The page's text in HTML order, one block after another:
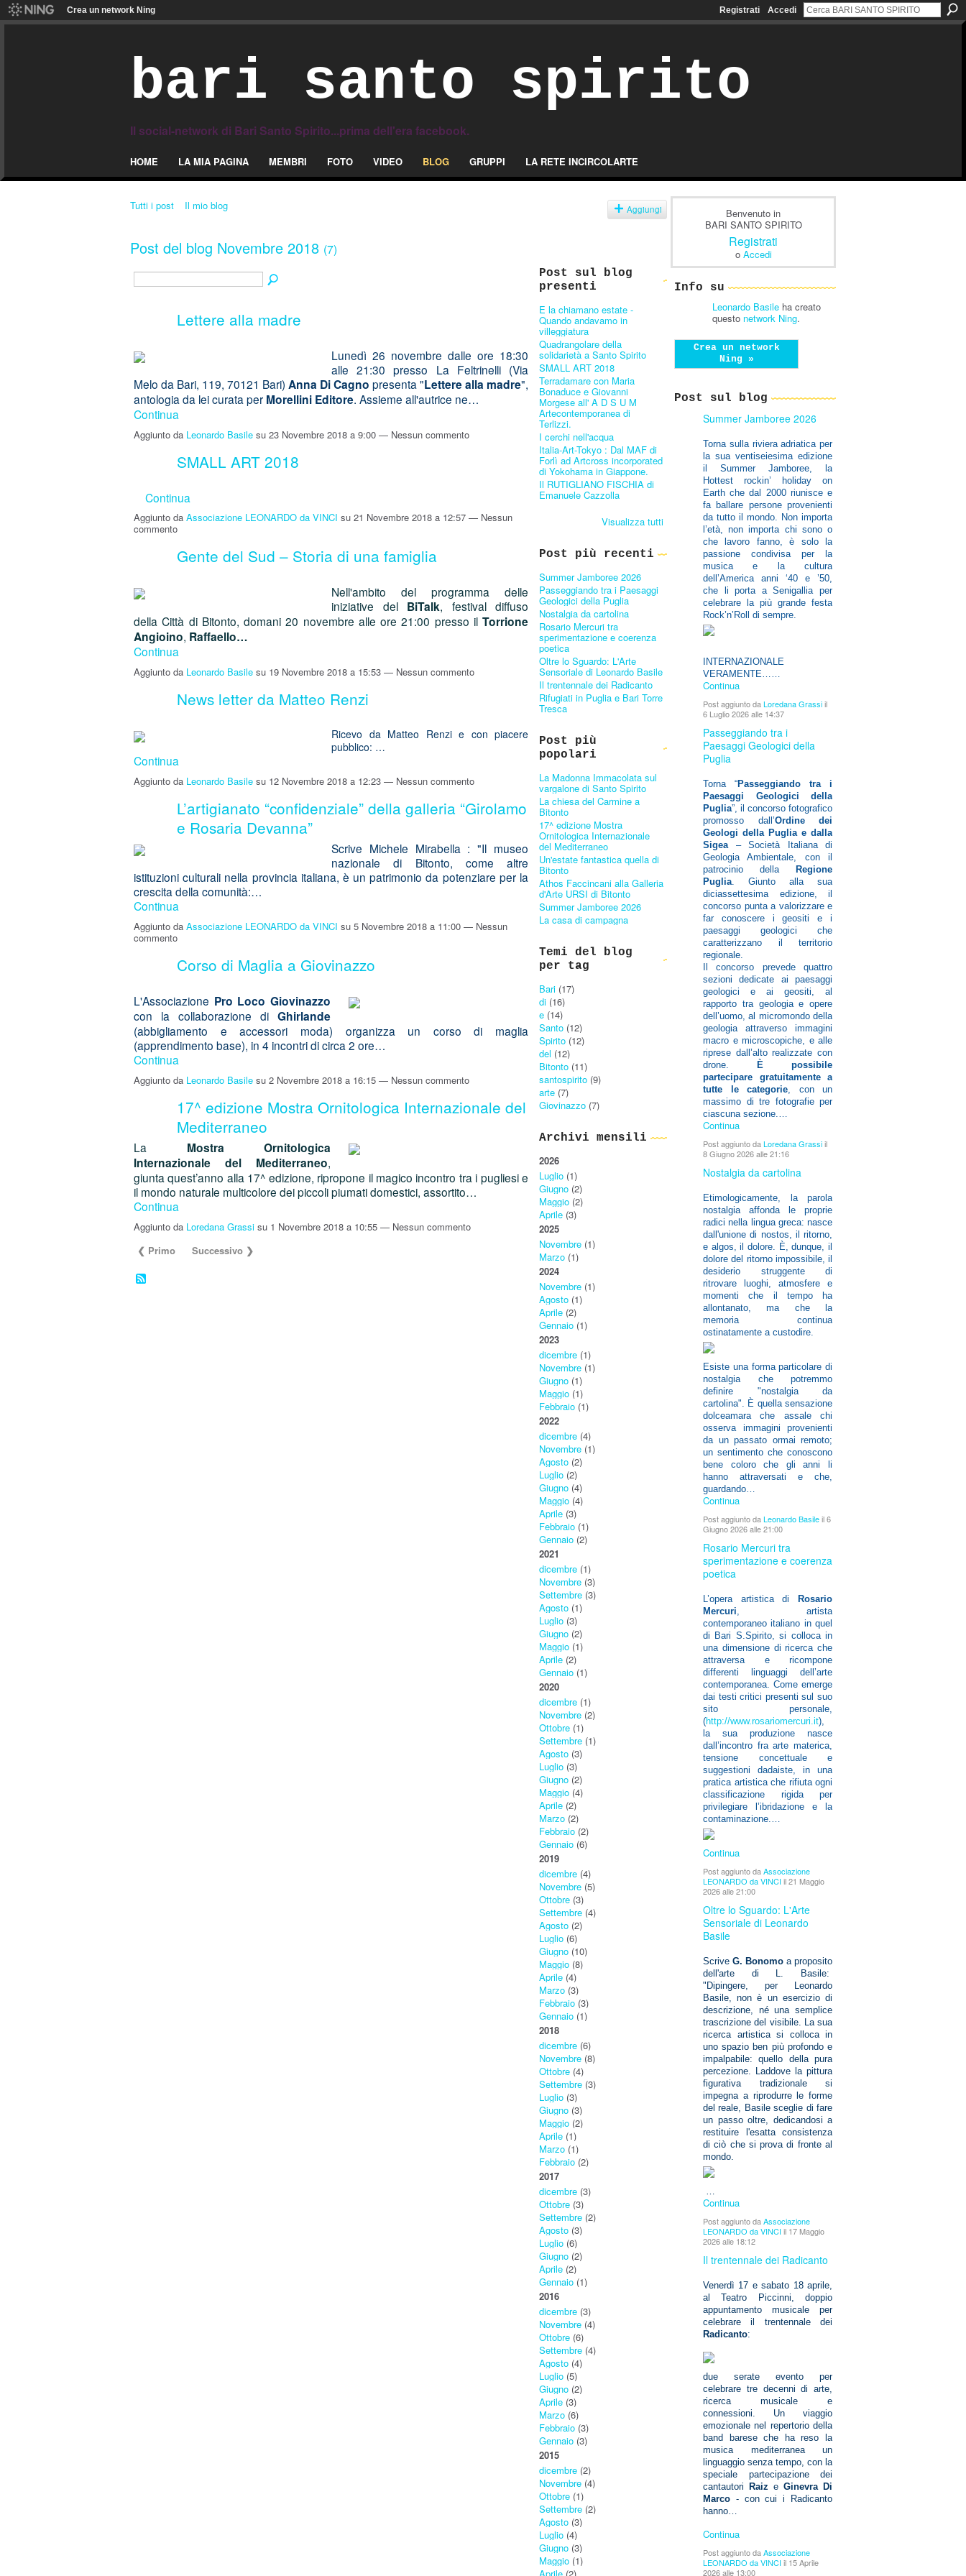
Crea un network Ning Registrati Accedi
bari santo spirito
Il social-network di Bari Santo Spirito...prima dell'era facebook.
HOME LA MIA PAGINA MEMBRI FOTO VIDEO BLOG GRUPPI LA RETE INCIRCOLARTE
Tutti i post Il mio blog Aggiungi
Post del blog Novembre 2018 (7)
Lettere alla madre
Lunedì 26 novembre dalle ore 18:30
alle 21:30 presso La Feltrinelli (Via
Melo da Bari, 119, 70121 Bari) Anna Di Cagno presenta "Lettere alla madre",
antologia da lei curata per Morellini Editore. Assieme all'autrice ne…
Continua
Aggiunto da Leonardo Basile su 23 Novembre 2018 a 9:00 — Nessun commento
SMALL ART 2018
Continua
Aggiunto da Associazione LEONARDO da VINCI su 21 Novembre 2018 a 12:57 — Nessun
commento
Gente del Sud – Storia di una famiglia
Nell'ambito del programma delle
iniziative del BiTalk, festival diffuso
della Città di Bitonto, domani 20 novembre alle ore 21:00 presso il Torrione
Angioino, Raffaello…
Continua
Aggiunto da Leonardo Basile su 19 Novembre 2018 a 15:53 — Nessun commento
News letter da Matteo Renzi
Ricevo da Matteo Renzi e con piacere
pubblico: …
Continua
Aggiunto da Leonardo Basile su 12 Novembre 2018 a 12:23 — Nessun commento
L’artigianato “confidenziale” della galleria “Girolamo
e Rosaria Devanna”
Scrive Michele Mirabella : "Il museo
nazionale di Bitonto, come altre
istituzioni culturali nella provincia italiana, è un patrimonio da potenziare per la
crescita della comunità:…
Continua
Aggiunto da Associazione LEONARDO da VINCI su 5 Novembre 2018 a 11:00 — Nessun
commento
Corso di Maglia a Giovinazzo
L'Associazione Pro Loco Giovinazzo
con la collaborazione di Ghirlande
(abbigliamento e accessori moda) organizza un corso di maglia
(apprendimento base), in 4 incontri di circa 2 ore…
Continua
Aggiunto da Leonardo Basile su 2 Novembre 2018 a 16:15 — Nessun commento
17^ edizione Mostra Ornitologica Internazionale del
Mediterraneo
La Mostra Ornitologica
Internazionale del Mediterraneo,
giunta quest’anno alla 17^ edizione, ripropone il magico incontro tra i pugliesi e
il mondo naturale multicolore dei piccoli piumati domestici, assortito…
Continua
Aggiunto da Loredana Grassi su 1 Novembre 2018 a 10:55 — Nessun commento
❮ Primo
Successivo ❯
Post sul blog
presenti
E la chiamano estate -
Quando andavamo in
villeggiatura
Quadrangolare della
solidarietà a Santo Spirito
SMALL ART 2018
Terradamare con Maria
Bonaduce e Giovanni
Morgese all' A D S U M
Artecontemporanea di
Terlizzi.
I cerchi nell'acqua
Italia-Art-Tokyo : Dal MAF di
Forlì ad Artcross incorporated
di Yokohama in Giappone.
Il RUTIGLIANO FISCHIA di
Emanuele Cazzolla
Visualizza tutti
Post più recenti
Summer Jamboree 2026
Passeggiando tra i Paesaggi
Geologici della Puglia
Nostalgia da cartolina
Rosario Mercuri tra
sperimentazione e coerenza
poetica
Oltre lo Sguardo: L'Arte
Sensoriale di Leonardo Basile
Il trentennale dei Radicanto
Rifugiati in Puglia e Bari Torre
Tresca
Post più
popolari
La Madonna Immacolata sul
vargalone di Santo Spirito
La chiesa del Carmine a
Bitonto
17^ edizione Mostra
Ornitologica Internazionale
del Mediterraneo
Un'estate fantastica quella di
Bitonto
Athos Faccincani alla Galleria
d'Arte URSI di Bitonto
Summer Jamboree 2026
La casa di campagna
Temi del blog
per tag
Bari (17)
di (16)
e (14)
Santo (12)
Spirito (12)
del (12)
Bitonto (11)
santospirito (9)
arte (7)
Giovinazzo (7)
Archivi mensili
2026
Luglio (1)
Giugno (2)
Maggio (2)
Aprile (3)
2025
Novembre (1)
Marzo (1)
2024
Novembre (1)
Agosto (1)
Aprile (2)
Gennaio (1)
2023
dicembre (1)
Novembre (1)
Giugno (1)
Maggio (1)
Febbraio (1)
2022
dicembre (4)
Novembre (1)
Agosto (2)
Luglio (2)
Giugno (4)
Maggio (4)
Aprile (3)
Febbraio (1)
Gennaio (2)
2021
dicembre (1)
Novembre (3)
Settembre (3)
Agosto (1)
Luglio (3)
Giugno (2)
Maggio (1)
Aprile (2)
Gennaio (1)
2020
dicembre (1)
Novembre (2)
Ottobre (1)
Settembre (1)
Agosto (3)
Luglio (3)
Giugno (2)
Maggio (4)
Aprile (2)
Marzo (2)
Febbraio (2)
Gennaio (6)
2019
dicembre (4)
Novembre (5)
Ottobre (3)
Settembre (4)
Agosto (2)
Luglio (6)
Giugno (10)
Maggio (8)
Aprile (4)
Marzo (3)
Febbraio (3)
Gennaio (1)
2018
dicembre (6)
Novembre (8)
Ottobre (4)
Settembre (3)
Luglio (3)
Giugno (3)
Maggio (2)
Aprile (1)
Marzo (1)
Febbraio (2)
2017
dicembre (3)
Ottobre (3)
Settembre (2)
Agosto (3)
Luglio (6)
Giugno (2)
Aprile (2)
Gennaio (1)
2016
dicembre (3)
Novembre (4)
Ottobre (6)
Settembre (4)
Agosto (4)
Luglio (5)
Giugno (2)
Aprile (3)
Marzo (6)
Febbraio (3)
Gennaio (3)
2015
dicembre (2)
Novembre (4)
Ottobre (1)
Settembre (2)
Agosto (3)
Luglio (4)
Giugno (3)
Maggio (1)
Benvenuto in
BARI SANTO SPIRITO
Registrati
o Accedi
Info su
Leonardo Basile ha creato
questo network Ning.
Crea un network
Ning »
Post sul blog
Summer Jamboree 2026
Torna sulla riviera adriatica per
la sua ventiseiesima edizione
il Summer Jamboree, la
Hottest rockin’ holiday on
Earth che dal 2000 riunisce e
fa ballare persone provenienti
da tutto il mondo. Non importa
l’età, non importa chi sono o
che lavoro fanno, è solo la
passione condivisa per la
musica e la cultura
dell’America anni ‘40 e ’50,
che li porta a Senigallia per
celebrare la più grande festa
Rock’n’Roll di sempre.
INTERNAZIONALE
VERAMENTE……
Continua
Post aggiunto daLoredana Grassiil
6 Luglio 2026 alle 14:37
Passeggiando tra i
Paesaggi Geologici della
Puglia
Torna “Passeggiando tra i
Paesaggi Geologici della
Puglia”, il concorso fotografico
promosso dall’Ordine dei
Geologi della Puglia e dalla
Sigea – Società Italiana di
Geologia Ambientale, con il
patrocinio della Regione
Puglia . Giunto alla sua
diciassettesima edizione, il
concorso punta a valorizzare e
far conoscere i geositi e i
paesaggi geologici che
caratterizzano il territorio
regionale.
Il concorso prevede quattro
sezioni dedicate ai paesaggi
geologici e ai geositi, al
rapporto tra geologia e opere
dell’uomo, al micromondo della
geologia attraverso immagini
macro e microscopiche, e alle
riprese dall’alto realizzate con
drone. È possibile
partecipare gratuitamente a
tutte le categorie , con un
massimo di tre fotografie per
ciascuna sezione.…
Continua
Post aggiunto daLoredana Grassiil
8 Giugno 2026 alle 21:16
Nostalgia da cartolina
Etimologicamente, la parola
nostalgia affonda le proprie
radici nella lingua greca: nasce
dall'unione di nostos, il ritorno,
e algos, il dolore. È, dunque, il
dolore del ritorno impossibile, il
desiderio struggente di
ritrovare luoghi, atmosfere e
momenti che il tempo ha
allontanato, ma che la
memoria continua
ostinatamente a custodire.
Esiste una forma particolare di
nostalgia che potremmo
definire "nostalgia da
cartolina". È quella sensazione
dolceamara che assale chi
osserva immagini provenienti
da un passato ormai remoto;
un sentimento che conoscono
bene coloro che gli anni li
hanno attraversati e che,
guardando…
Continua
Post aggiunto daLeonardo Basileil 6
Giugno 2026 alle 21:00
Rosario Mercuri tra
sperimentazione e coerenza
poetica
L’opera artistica di
Rosario
Mercuri, artista
contemporaneo italiano in quel
di Bari S.Spirito, si colloca in
una dimensione di ricerca che
attraversa e ricompone
differenti linguaggi dell’arte
contemporanea. Come emerge
dai testi critici presenti sul suo
sito personale,
(http://www.rosariomercuri.it),
la sua produzione nasce
dall’incontro fra arte materica,
tensione concettuale e
suggestioni dadaiste, in una
pratica artistica che rifiuta ogni
classificazione rigida per
privilegiare l’ibridazione e la
contaminazione.…
Continua
Post aggiunto daAssociazione
LEONARDO da VINCIil 21 Maggio
2026 alle 21:00
Oltre lo Sguardo: L'Arte
Sensoriale di Leonardo
Basile
Scrive G. Bonomo a proposito
dell'arte di L. Basile:
"Dipingere, per Leonardo
Basile, non è un esercizio di
descrizione, né una semplice
trascrizione del visibile. La sua
ricerca artistica si colloca in
uno spazio ben più profondo e
impalpabile: quello della pura
percezione. Laddove la pittura
figurativa tradizionale si
impegna a riprodurre le forme
del reale, Basile sceglie di fare
un passo oltre, dedicandosi a
restituire l'esatta consistenza
di ciò che si prova di fronte al
mondo.
…
Continua
Post aggiunto daAssociazione
LEONARDO da VINCIil 17 Maggio
2026 alle 18:12
Il trentennale dei Radicanto
Venerdì 17 e sabato 18 aprile,
al Teatro Piccinni, doppio
appuntamento musicale per
celebrare il trentennale dei
Radicanto:
due serate evento per
celebrare tre decenni di arte,
ricerca musicale e
connessioni. Un viaggio
emozionale nel repertorio della
band barese che ha reso la
musica mediterranea un
linguaggio senza tempo, con la
speciale partecipazione dei
cantautori
Raiz e Ginevra Di
Marco - con cui i Radicanto
hanno…
Continua
Post aggiunto daAssociazione
LEONARDO da VINCIil 15 Aprile
2026 alle 13:00